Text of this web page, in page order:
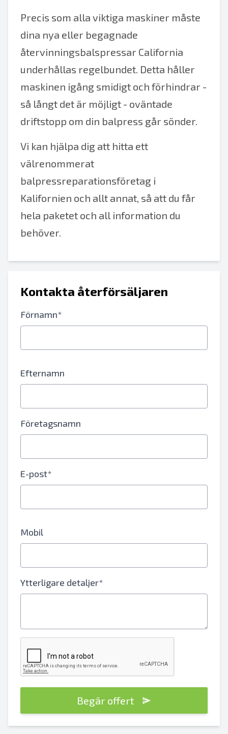
Precis som alla viktiga maskiner måste
dina nya eller begagnade
återvinningsbalspressar California
underhållas regelbundet. Detta håller
maskinen igång smidigt och förhindrar -
så långt det är möjligt - oväntade
driftstopp om din balpress går sönder.
Vi kan hjälpa dig att hitta ett
välrenommerat
balpressreparationsföretag i
Kalifornien och allt annat, så att du får
hela paketet och all information du
behöver.
Kontakta återförsäljaren
Förnamn*
Efternamn
Företagsnamn
E-post*
Mobil
Ytterligare detaljer*
Begär offert